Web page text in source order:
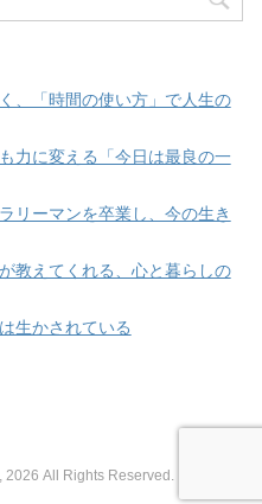
、「時間の使い方」で人生の
力に変える「今日は最良の一
リーマンを卒業し、今の生き
教えてくれる、心と暮らしの
生かされている
2026 All Rights Reserved.